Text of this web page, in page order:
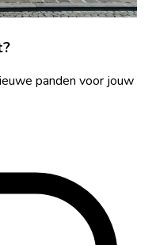
panden voor jouw